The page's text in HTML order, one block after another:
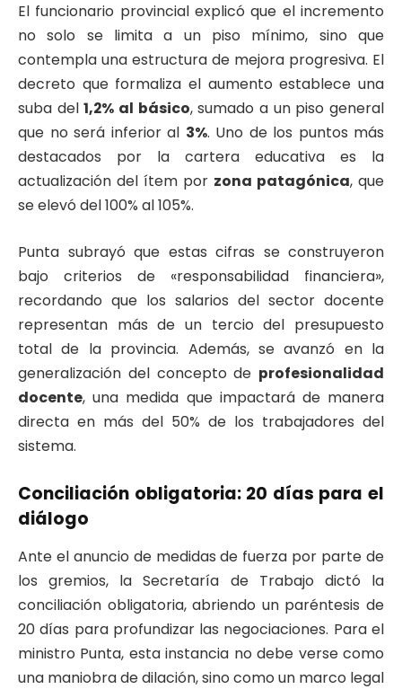
El funcionario provincial explicó que el incremento
no solo se limita a un piso mínimo, sino que
contempla una estructura de mejora progresiva. El
decreto que formaliza el aumento establece una
suba del1,2% al básico, sumado a un piso general
que no será inferior al 3%. Uno de los puntos más
destacados por la cartera educativa es la
actualización del ítem por zona patagónica, que
se elevó del 100% al 105%.
Punta subrayó que estas cifras se construyeron
bajo criterios de «responsabilidad financiera»,
recordando que los salarios del sector docente
representan más de un tercio del presupuesto
total de la provincia. Además, se avanzó en la
generalización del concepto de profesionalidad
docente, una medida que impactará de manera
directa en más del 50% de los trabajadores del
sistema.
Conciliación obligatoria: 20 días para el
diálogo
Ante el anuncio de medidas de fuerza por parte de
los gremios, la Secretaría de Trabajo dictó la
conciliación obligatoria, abriendo un paréntesis de
20 días para profundizar las negociaciones. Para el
ministro Punta, esta instancia no debe verse como
una maniobra de dilación, sino como un marco legal